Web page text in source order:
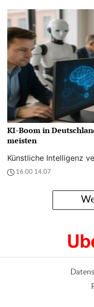
KI-Boom in
meisten
Künstliche Intelligenz
16:00 14.07